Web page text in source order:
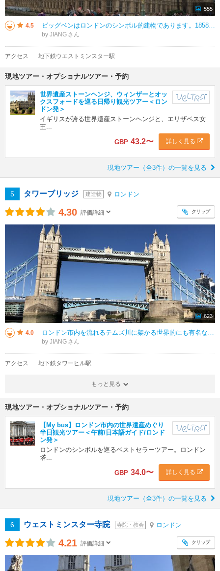
555
4.5 ビッグベンはロンドンのシンボル的建物であります。1858年に建設され、議会の建物の一部で、高さ95ｍ、時計の直径は7mもあります。５年近く改修工事をしていましたが、終わってきれいになりました。2012年にエリザベスタワーに
by JIANG
アクセス 地下鉄ウエストミンスター駅
現地ツアー・オプショナルツアー・予約
世界遺産ストーンヘンジ、ウィンザーとオッ
クスフォードを巡る日帰り観光ツアー＜ロン
ドン発＞
イギリスが誇る世界遺産ストーンヘンジと、エリザベス女
王...
GBP 43.2〜 詳しく見る
現地ツアー（全3件）の一覧を見る
5 タワーブリッジ 建造物 ロンドン
4.30 評価詳細 クリップ
623
4.0 ロンドン市内を流れるテムズ川に架かる世界的にも有名な跳ね橋です。１８９４年に完成しました。橋の両側にはゴシック様式の主塔があり、高さは65mもあります。塔の間には展望通路があります。登るには入場券が必要です。
by JIANG
アクセス 地下鉄タワーヒル駅
もっと見る
現地ツアー・オプショナルツアー・予約
【My bus】ロンドン市内の世界遺産めぐり
半日観光ツアー＜午前/日本語ガイド/ロンド
ン発＞
ロンドンのシンボルを巡るベストセラーツアー。ロンドン
塔...
GBP 34.0〜 詳しく見る
現地ツアー（全3件）の一覧を見る
6 ウェストミンスター寺院 寺院・教会 ロンドン
4.21 評価詳細 クリップ